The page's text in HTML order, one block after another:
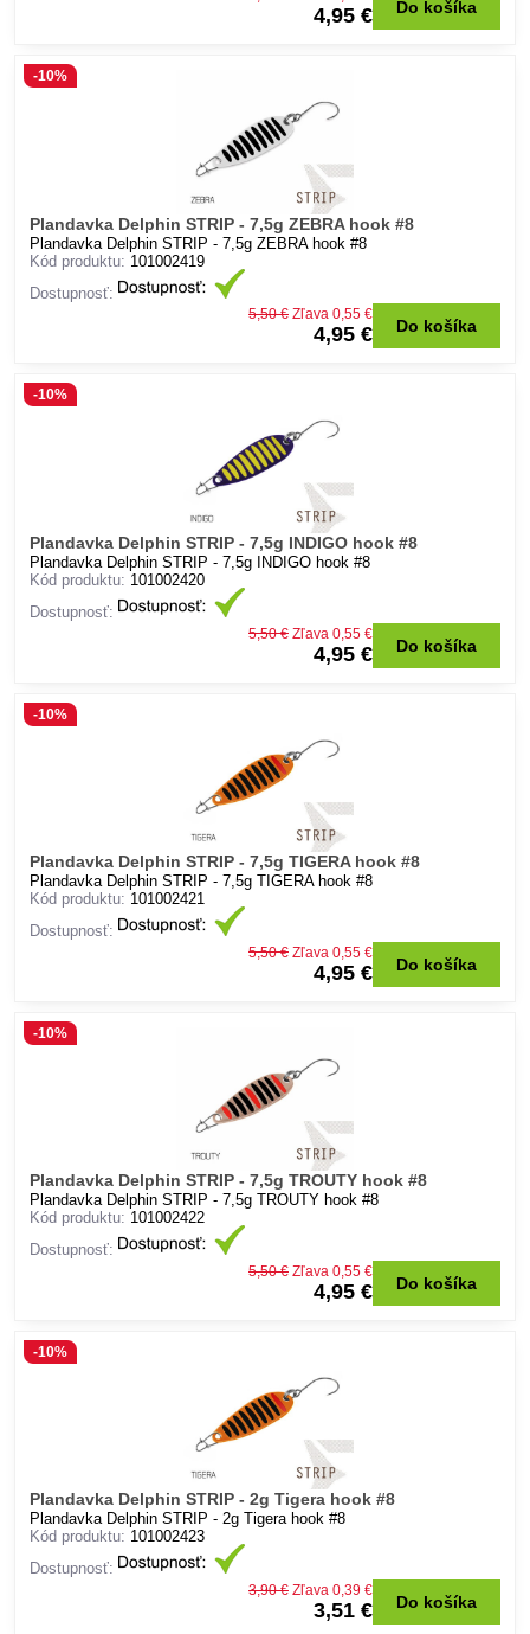
4,95 € Do košíka
Plandavka Delphin STRIP - 7,5g ZEBRA hook #8
-10%
Plandavka Delphin STRIP - 7,5g ZEBRA hook #8
Kód produktu: 101002419
Dostupnosť:
4,95 €
5,50 € Zľava 0,55 €
Do košíka
Plandavka Delphin STRIP - 7,5g INDIGO hook #8
-10%
Plandavka Delphin STRIP - 7,5g INDIGO hook #8
Kód produktu: 101002420
Dostupnosť:
4,95 €
5,50 € Zľava 0,55 €
Do košíka
Plandavka Delphin STRIP - 7,5g TIGERA hook #8
-10%
Plandavka Delphin STRIP - 7,5g TIGERA hook #8
Kód produktu: 101002421
Dostupnosť:
4,95 €
5,50 € Zľava 0,55 €
Do košíka
Plandavka Delphin STRIP - 7,5g TROUTY hook #8
-10%
Plandavka Delphin STRIP - 7,5g TROUTY hook #8
Kód produktu: 101002422
Dostupnosť:
4,95 €
5,50 € Zľava 0,55 €
Do košíka
Plandavka Delphin STRIP - 2g Tigera hook #8
-10%
Plandavka Delphin STRIP - 2g Tigera hook #8
Kód produktu: 101002423
Dostupnosť:
3,51 €
3,90 € Zľava 0,39 €
Do košíka